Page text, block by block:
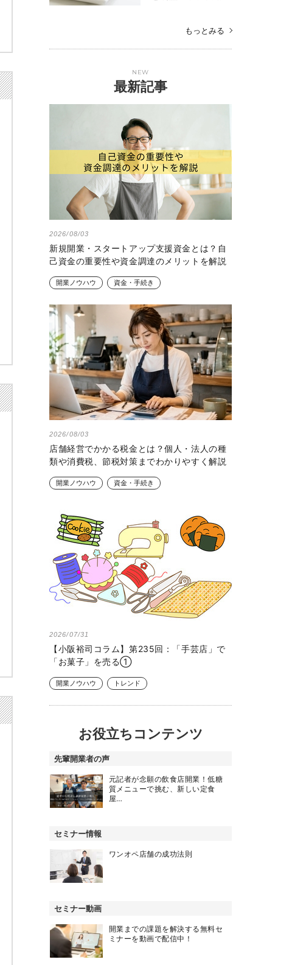
もっとみる
NEW
最新記事
2026/08/03
新規開業・スタートアップ支援資金とは？自
己資金の重要性や資金調達のメリットを解説
開業ノウハウ 資金・手続き
2026/08/03
店舗経営でかかる税金とは？個人・法人の種
類や消費税、節税対策までわかりやすく解説
開業ノウハウ 資金・手続き
2026/07/31
【小阪裕司コラム】第235回：「手芸店」で
「お菓子」を売る①
開業ノウハウ トレンド
お役立ちコンテンツ
先輩開業者の声
元記者が念願の飲食店開業！低糖
質メニューで挑む、新しい定食
屋…
セミナー情報
ワンオペ店舗の成功法則
セミナー動画
開業までの課題を解決する無料セ
ミナーを動画で配信中！